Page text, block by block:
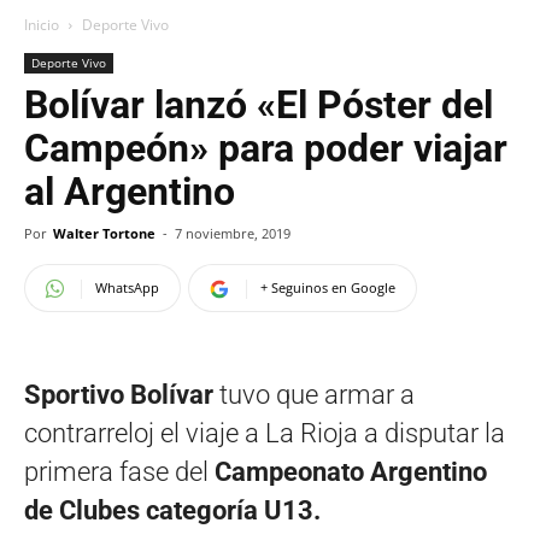
Inicio Deporte Vivo
Deporte Vivo
Bolívar lanzó «El Póster del
Campeón» para poder viajar
al Argentino
Por Walter Tortone - 7 noviembre, 2019
WhatsApp + Seguinos en Google
Sportivo Bolívar tuvo que armar a
contrarreloj el viaje a La Rioja a disputar la
primera fase del Campeonato Argentino
de Clubes categoría U13.